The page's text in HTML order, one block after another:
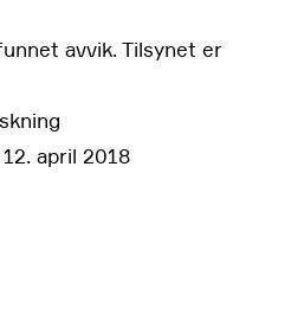
avvik. Tilsynet er
12. april 2018